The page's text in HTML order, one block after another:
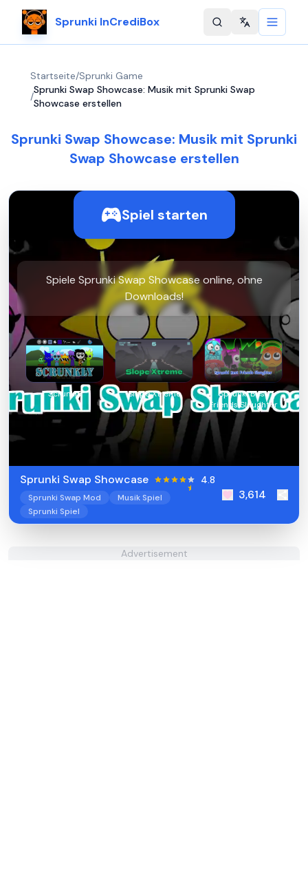
Sprunki InCrediBox Change
Startseite/Sprunki Game
/
Sprunki Swap Showcase: Musik mit Sprunki Swap
Showcase erstellen
Sprunki Swap Showcase: Musik mit Sprunki
Swap Showcase erstellen
Spiel starten
Spiele Sprunki Swap Showcase online, ohne
Downloads!
Scrunkly Slope Xtreme
Sprunki Best
Friends Slaughter
Sprunki Swap Showcase 4.8
Sprunki Swap Mod
Musik Spiel
Sprunki Spiel
3,614
Advertisement